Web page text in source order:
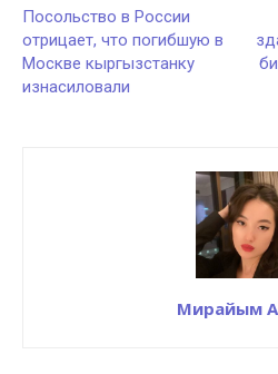
Посольство в России
отрицает, что погибшую в
Москве кыргызстанку
изнасиловали
Мирайым